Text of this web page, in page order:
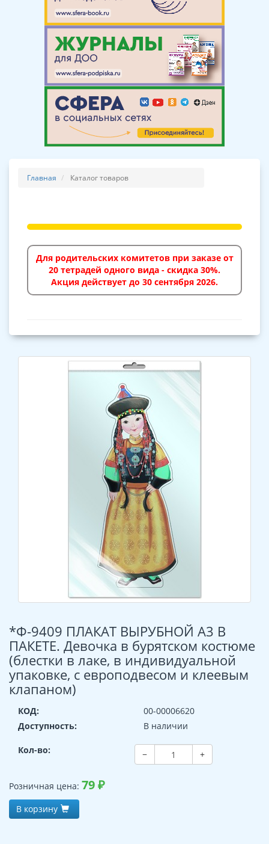
Главная Каталог товаров
Для родительских комитетов при заказе от
20 тетрадей одного вида - скидка 30%.
Акция действует до 30 сентября 2026.
*Ф-9409 ПЛАКАТ ВЫРУБНОЙ А3 В
ПАКЕТЕ. Девочка в бурятском костюме
(блестки в лаке, в индивидуальной
упаковке, с европодвесом и клеевым
клапаном)
КОД:
00-00006620
Доступность:
В наличии
Кол-во: − +
Розничная цена: 79₽
В корзину